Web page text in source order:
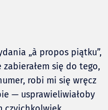
„à propos piątku”,
się do tego,
robi mi się wręcz
— usprawieliwiałoby